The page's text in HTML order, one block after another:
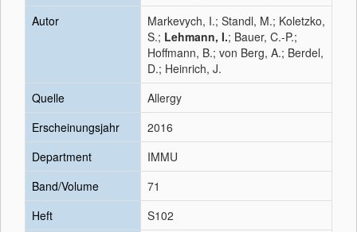
Autor
Markevych, I.; Standl, M.; Koletzko,
S.; Lehmann, I.; Bauer, C.-P.;
Hoffmann, B.; von Berg, A.; Berdel,
D.; Heinrich, J.
Quelle
Allergy
Erscheinungsjahr
2016
Department
IMMU
Band/Volume
71
Heft
S102